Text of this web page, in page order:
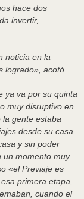
hace dos
invertir,
noticia en la
logrado», acotó.
ya va por su quinta
muy disruptivo en
gente estaba
desde su casa
y sin poder
un momento muy
«el Previaje es
primera etapa,
cuando el